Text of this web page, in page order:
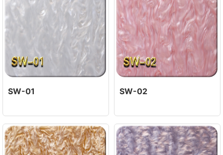
SW-01 SW-02